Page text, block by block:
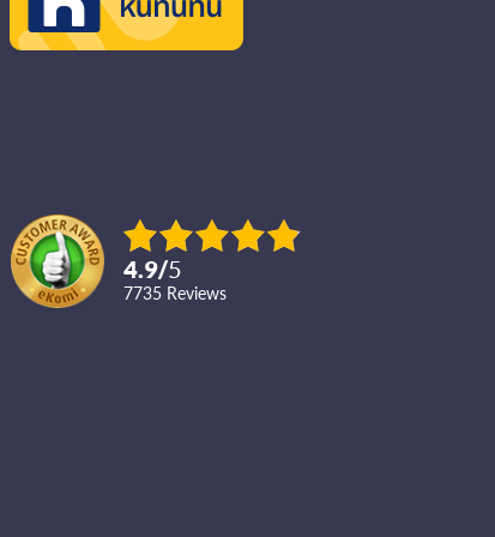
4.9/5
7735 reviews